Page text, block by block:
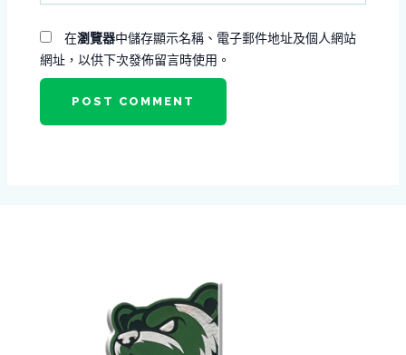
*
址
在瀏覽器中儲存顯示名稱、電子郵件地址及個人網站
網址，以供下次發佈留言時使用。